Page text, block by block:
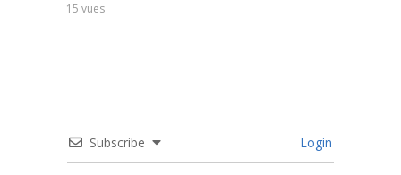
15 vues
Subscribe Login